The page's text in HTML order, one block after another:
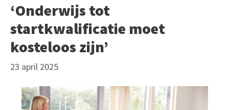
‘Onderwijs tot
startkwalificatie moet
kosteloos zijn’
23 april 2025